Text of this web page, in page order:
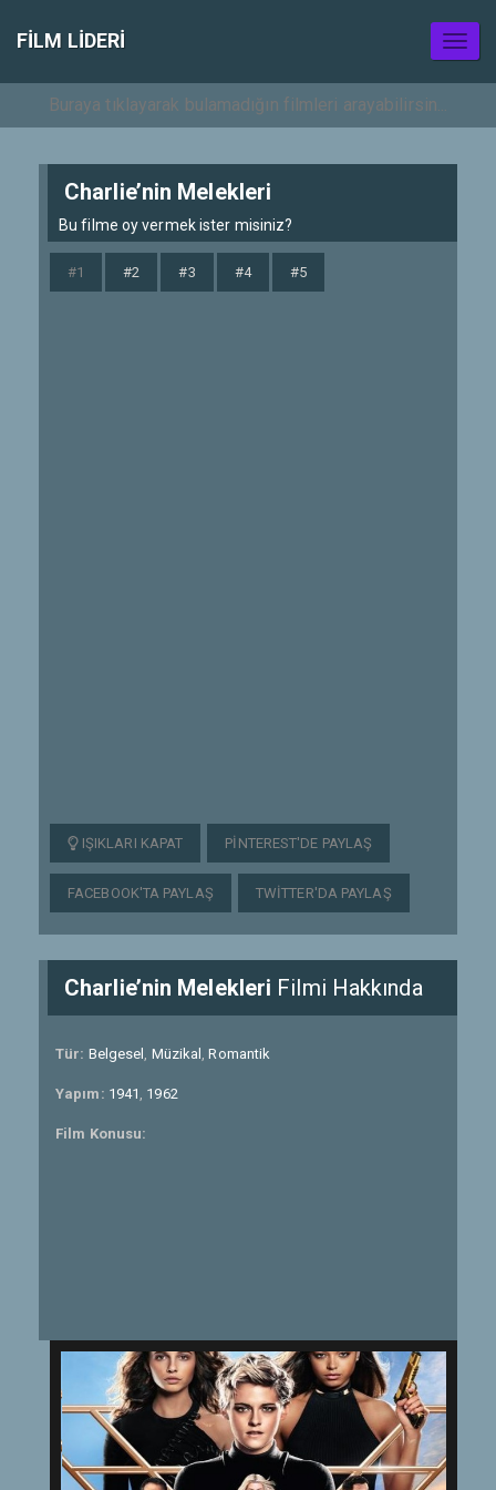
FILM LIDERI
Charlie’nin Melekleri
Bu filme oy vermek ister misiniz?
#1 #2 #3 #4 #5
IŞIKLARI KAPAT PINTEREST'DE PAYLAŞ
FACEBOOK'TA PAYLAŞ TWITTER'DA PAYLAŞ
Charlie’nin Melekleri Filmi Hakkında
Tür: Belgesel , Müzikal ,Romantik
Yapım: 1941 , 1962
Film Konusu: